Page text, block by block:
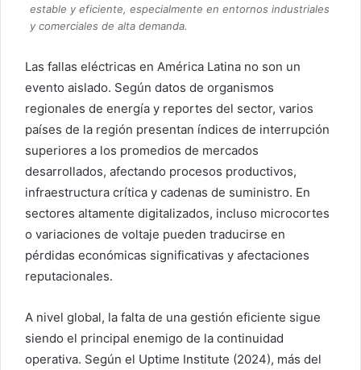
estable y eficiente, especialmente en entornos industriales
y comerciales de alta demanda.
Las fallas eléctricas en América Latina no son un
evento aislado. Según datos de organismos
regionales de energía y reportes del sector, varios
países de la región presentan índices de interrupción
superiores a los promedios de mercados
desarrollados, afectando procesos productivos,
infraestructura crítica y cadenas de suministro. En
sectores altamente digitalizados, incluso microcortes
o variaciones de voltaje pueden traducirse en
pérdidas económicas significativas y afectaciones
reputacionales.
A nivel global, la falta de una gestión eficiente sigue
siendo el principal enemigo de la continuidad
operativa. Según el Uptime Institute (2024), más del